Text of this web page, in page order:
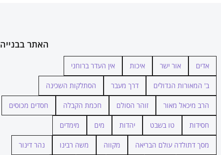
האתר בבנייה
אדים אור ישר איכות אין העדר ברוחני
ב' המאורות הגדולים דרך מעבר הסתלקות השכינה
הרב מיכאל מאור זוהר הסולם חכמת הקבלה חסדים מכוסים
חסידות טו בשבט יהדות מים מימדים
מסך דתולדה עולם הבריאה מקווה משה רבינו נהר דינור